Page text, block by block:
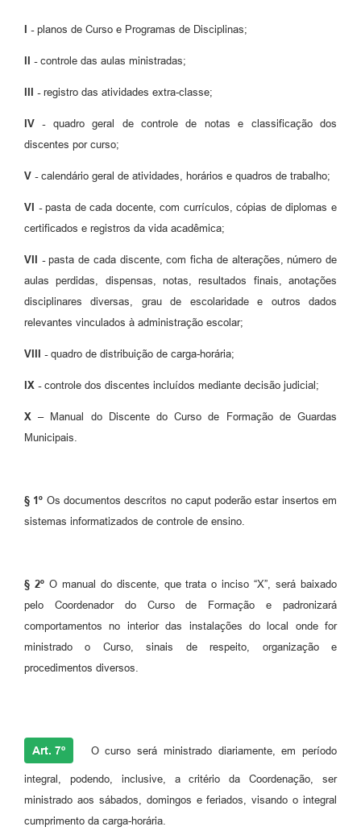
I - planos de Curso e Programas de Disciplinas;
II -controle das aulas ministradas;
III - registro das atividades extra-classe;
IV -quadro geral de controle de notas e classificação dos
discentes por curso;
V - calendário geral de atividades, horários e quadros de trabalho;
VI -pasta de cada docente, com currículos, cópias de diplomas e
certificados e registros da vida acadêmica;
VII -pasta de cada discente, com ficha de alterações, número de
aulas perdidas, dispensas, notas, resultados finais, anotações
disciplinares diversas, grau de escolaridade e outros dados
relevantes vinculados à administração escolar;
VIII - quadro de distribuição de carga-horária;
IX - controle dos discentes incluídos mediante decisão judicial;
X – Manual do Discente do Curso de Formação de Guardas
Municipais.
§ 1º Os documentos descritos no caput poderão estar insertos em
sistemas informatizados de controle de ensino.
§ 2ºO manual do discente, que trata o inciso “X”, será baixado
pelo Coordenador do Curso de Formação e padronizará
comportamentos no interior das instalações do local onde for
ministrado o Curso, sinais de respeito, organização e
procedimentos diversos.
Art. 7º O curso será ministrado diariamente, em período
integral, podendo, inclusive, a critério da Coordenação, ser
ministrado aos sábados, domingos e feriados, visando o integral
cumprimento da carga-horária.